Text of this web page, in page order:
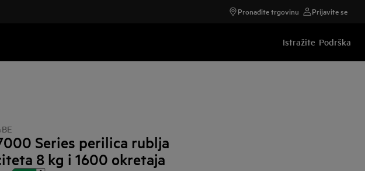
Pronađite trgovinu Prijavite se
Istražite Podrška
Series perilica rublja
8 kg i 1600 okretaja